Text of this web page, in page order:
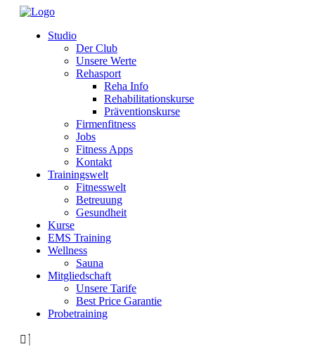
Studio
Der Club
Unsere Werte
Rehasport
Reha Info
Rehabilitationskurse
Präventionskurse
Firmenfitness
Jobs
Fitness Apps
Kontakt
Trainingswelt
Fitnesswelt
Betreuung
Gesundheit
Kurse
EMS Training
Wellness
Sauna
Mitgliedschaft
Unsere Tarife
Best Price Garantie
Probetraining